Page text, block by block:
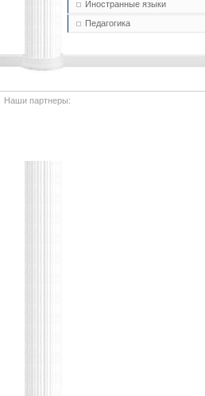
Иностранные языки
Педагогика
Наши партнеры: